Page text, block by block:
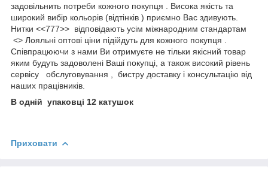
задовільнить потреби кожного покупця . Висока якість та
широкий вибір кольорів (відтінків ) приємно Вас здивують.
Нитки <<777>> відповідають усім міжнародним стандартам
<> Лояльні оптові ціни підійдуть для кожного покупця .
Співпрацюючи з нами Ви отримуєте не тільки якісний товар
яким будуть задоволені Ваші покупці, а також високий рівень
сервісу обслуговування , бистру доставку і консультацію від
наших працівників.
В одній упаковці 12 катушок
Приховати